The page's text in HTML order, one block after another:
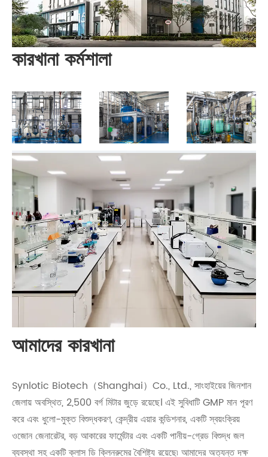
কারখানা কর্মশালা
আমাদের কারখানা
Synlotic Biotech（Shanghai）Co., Ltd., সাংহাইয়ের জিনশান
জেলায় অবস্থিত, 2,500 বর্গ মিটার জুড়ে রয়েছে। এই সুবিধাটি GMP মান পূরণ
করে এবং ধুলো-মুক্ত বিশুদ্ধকরণ, কেন্দ্রীয় এয়ার কন্ডিশনার, একটি স্বয়ংক্রিয়
ওজোন জেনারেটর, বড় আকারের ফার্মেন্টার এবং একটি পানীয়-গ্রেড বিশুদ্ধ জল
ব্যবস্থা সহ একটি ক্লাস ডি ক্লিনরুমের বৈশিষ্ট্য রয়েছে৷ আমাদের অত্যন্ত দক্ষ